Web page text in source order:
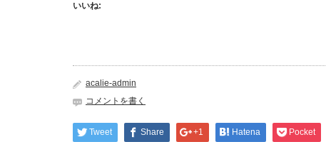
いいね:
acalie-admin
コメントを書く
Tweet Share +1 Hatena Pocket